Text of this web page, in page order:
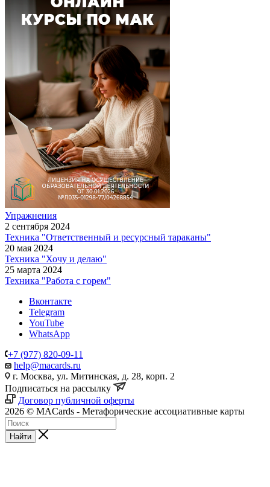
Упражнения
2 сентября 2024
Техника "Ответственный и ресурсный тараканы"
20 мая 2024
Техника "Хочу и делаю"
25 марта 2024
Техника "Работа с горем"
Вконтакте
Telegram
YouTube
WhatsApp
+7 (977) 820-09-11
help@macards.ru
г. Москва, ул. Митинская, д. 28, корп. 2
Подписаться на рассылку
Договор публичной оферты
2026 © MACards - Метафорические ассоциативные карты
Найти